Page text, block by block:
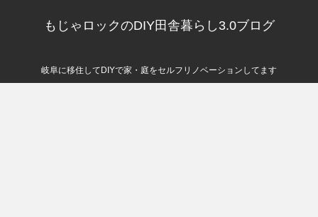
もじゃロックのDIY田舎暮らし3.0ブログ
岐阜に移住してDIYで家・庭をセルフリノベーションしてます